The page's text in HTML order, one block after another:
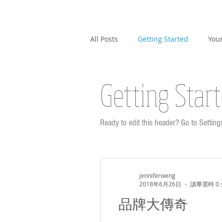
All Posts Getting Started
Getting
Ready to edit this header? Go to
品牌大傳奇
jenniferweng
2018年6月26日
讀畢需時 0